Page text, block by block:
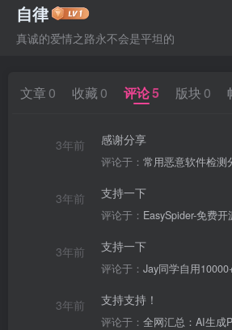
自律
真诚的爱情之路永不会是平坦的
文章 0 收藏 0 评论5 版块 0
3年前 感谢分享
评论于： 常用恶意软件检测
3年前 支持一下
评论于： EasySpider-免费
3年前 支持一下
评论于： Jay同学自用10000+
3年前 支持支持！
评论于： 全网汇总：AI生成PPT工